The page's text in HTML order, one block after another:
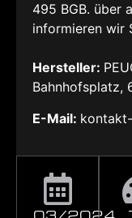
03/2024
495 BGB. über
informieren wir
Hersteller:
Bahnhofsplatz,
E-Mail: